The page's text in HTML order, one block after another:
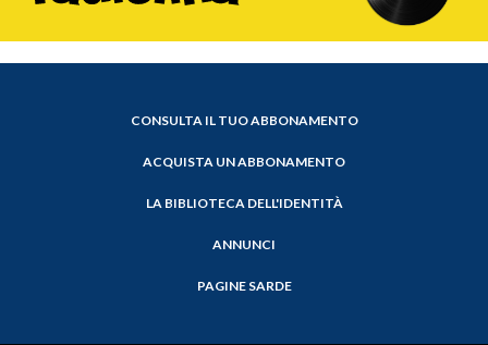
CONSULTA IL TUO ABBONAMENTO
ACQUISTA UN ABBONAMENTO
LA BIBLIOTECA DELL'IDENTITÀ
ANNUNCI
PAGINE SARDE